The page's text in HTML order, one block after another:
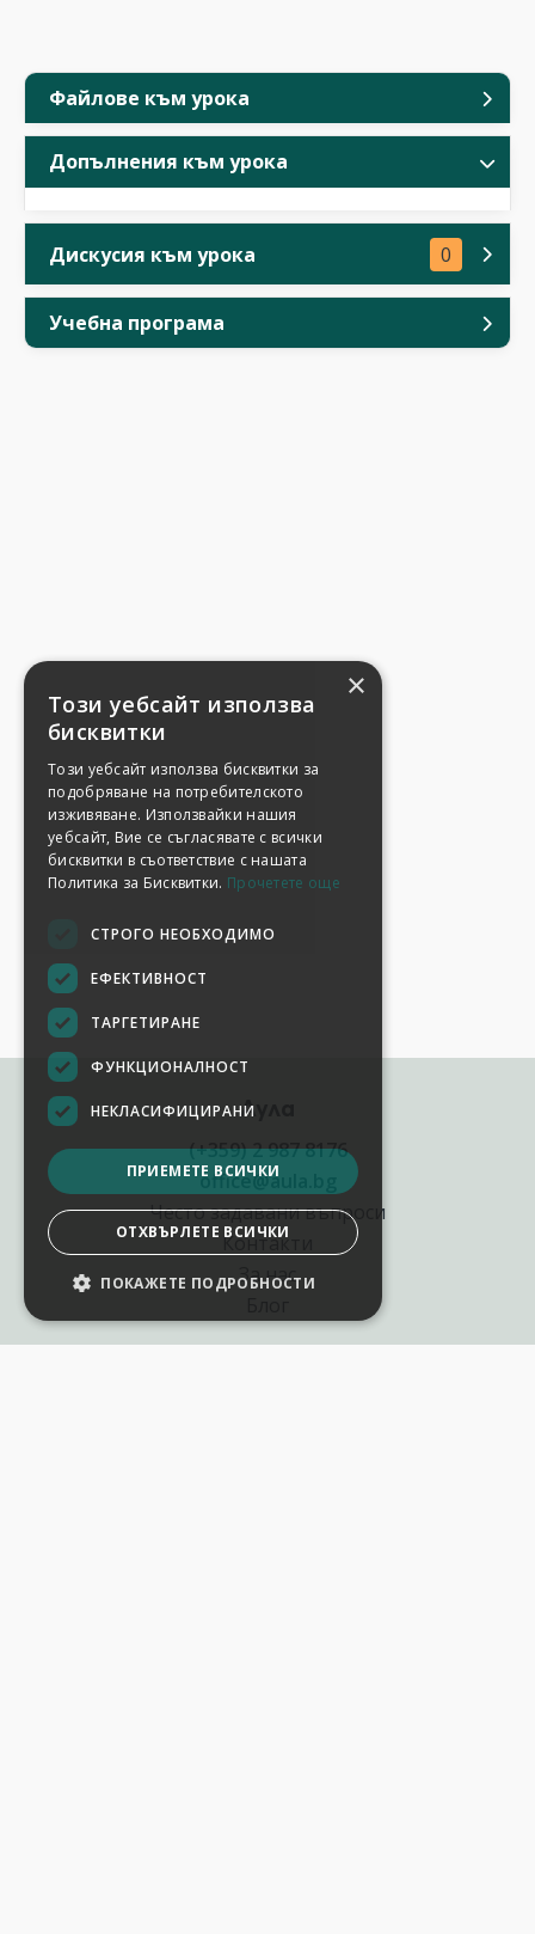
Файлове към урока
Допълнения към урока
Дискусия към урока 0
Учебна програма
Аула
(+359) 2 987 8176
office@aula.bg
Често задавани въпроси
Контакти
За нас
×
Този уебсайт използва
бисквитки
Този уебсайт използва бисквитки за
подобряване на потребителското
изживяване. Използвайки нашия
уебсайт, Вие се съгласявате с всички
бисквитки в съответствие с нашата
Политика за Бисквитки. Прочетете още
СТРОГО НЕОБХОДИМО
ЕФЕКТИВНОСТ
ТАРГЕТИРАНЕ
ФУНКЦИОНАЛНОСТ
НЕКЛАСИФИЦИРАНИ
ПРИЕМЕТЕ ВСИЧКИ
ОТХВЪРЛЕТЕ ВСИЧКИ
ПОКАЖЕТЕ ПОДРОБНОСТИ